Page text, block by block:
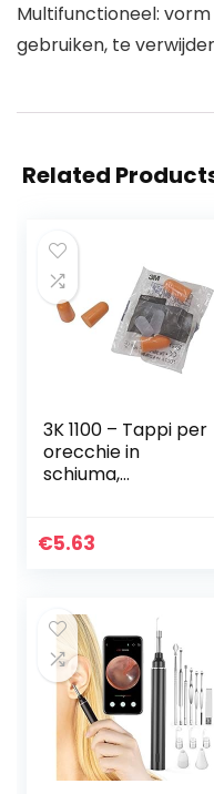
Multifunctioneel:
gebruiken, te
Related
3K 1100 – Tappi per
orecchie in
schiuma,
€5.63